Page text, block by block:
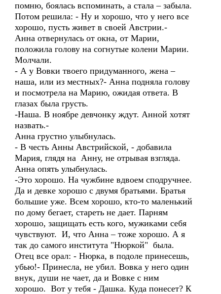
помню, боялась вспоминать, а стала – забыла.
Потом решила: - Ну и хорошо, что у него все
хорошо, пусть живет в своей Австрии.-
Анна отвернулась от окна, от Марии,
положила голову на согнутые колени Марии.
Молчали.
- А у Вовки твоего придуманного, жена –
наша, или из местных?- Анна подняла голову
и посмотрела на Марию, ожидая ответа. В
глазах была грусть.
-Наша. В ноябре девчонку ждут. Анной хотят
назвать.-
Анна грустно улыбнулась.
- В честь Анны Австрийской, - добавила
Мария, глядя на Анну, не отрывая взгляда.
Анна опять улыбнулась.
-Это хорошо. На чужбине вдвоем сподручнее.
Да и девке хорошо с двумя братьями. Братья
большие уже. Всем хорошо, кто-то маленький
по дому бегает, стареть не дает. Парням
хорошо, защищать есть кого, мужиками себя
чувствуют. И, что Анна – тоже хорошо. А я
так до самого института "Нюркой" была.
Отец все орал: - Нюрка, в подоле принесешь,
убью!- Принесла, не убил. Вовка у него один
внук, души не чает, да и Вовке с ним
хорошо. Вот у тебя - Дашка. Куда понесет? К